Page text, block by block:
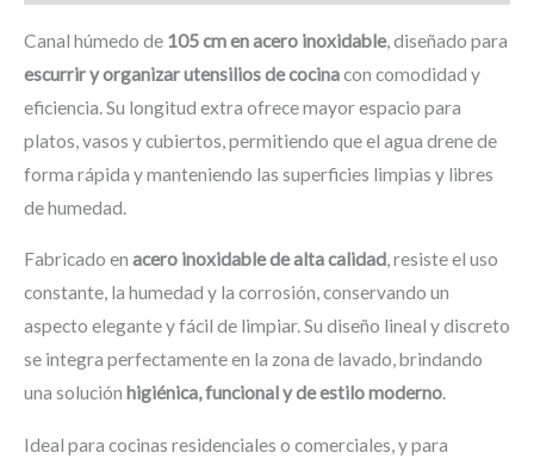
Canal húmedo de 105 cm en acero inoxidable, diseñado para
escurrir y organizar utensilios de cocinacon comodidad y
eficiencia. Su longitud extra ofrece mayor espacio para
platos, vasos y cubiertos, permitiendo que el agua drene de
forma rápida y manteniendo las superficies limpias y libres
de humedad.
Fabricado en acero inoxidable de alta calidad, resiste el uso
constante, la humedad y la corrosión, conservando un
aspecto elegante y fácil de limpiar. Su diseño lineal y discreto
se integra perfectamente en la zona de lavado, brindando
una solución higiénica, funcional y de estilo moderno.
Ideal para cocinas residenciales o comerciales, y para